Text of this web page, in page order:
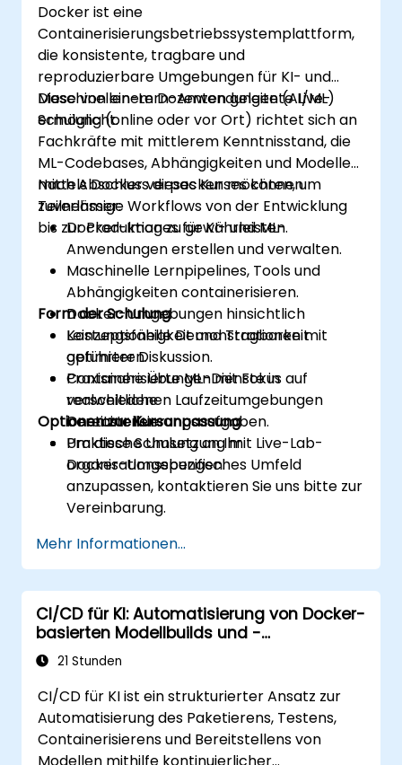
Integrationsprozesse zu integrieren.
Ihre Docker-Anwendungen abzusichern.
Kubernetes einzusetzen, um
verschiedene Umgebungen innerhalb
desselben Clusters bereitzustellen und zu
verwalten.
Den Kubernetes-Cluster abzusichern, zu
skalieren und zu überwachen.
Docker ist eine
Containerisierungsbetriebssystemplattform,
die konsistente, tragbare und
reproduzierbare Umgebungen für KI- und
Maschinellen-Lern-Anwendungen (AI/ML)
ermöglicht.
Diese von einem Dozenten geleitete Live-
Schulung (online oder vor Ort) richtet sich an
Fachkräfte mit mittlerem Kenntnisstand, die
ML-Codebases, Abhängigkeiten und Modelle
mittels Docker verpacken möchten, um
zuverlässige Workflows von der Entwicklung
bis zur Produktion zu gewährleisten.
Nach Abschluss dieses Kurses können
Teilnehmer:
Docker-Images für KI- und ML-
Anwendungen erstellen und verwalten.
Maschinelle Lernpipelines, Tools und
Abhängigkeiten containerisieren.
Docker-Umgebungen hinsichtlich
Leistungsfähigkeit und Tragbarkeit
optimieren.
Containerisierte ML-Dienste in
verschiedenen Laufzeitumgebungen
bereitstellen.
Form der Schulung
Konzeptionelle Demonstrationen mit
geführter Diskussion.
Praxisnahe Übungen mit Fokus auf
realweltliche
Containerisierungsaufgaben.
Praktische Umsetzung mit Live-Lab-
Docker-Umgebungen.
Optionen zur Kursanpassung
Um diese Schulung an Ihr
organisationsspezifisches Umfeld
anzupassen, kontaktieren Sie uns bitte zur
Vereinbarung.
Mehr Informationen...
CI/CD für KI: Automatisierung von Docker-
basierten Modellbuilds und -
bereitstellungen
21 Stunden
CI/CD für KI ist ein strukturierter Ansatz zur
Automatisierung des Paketierens, Testens,
Containerisierens und Bereitstellens von
Modellen mithilfe kontinuierlicher